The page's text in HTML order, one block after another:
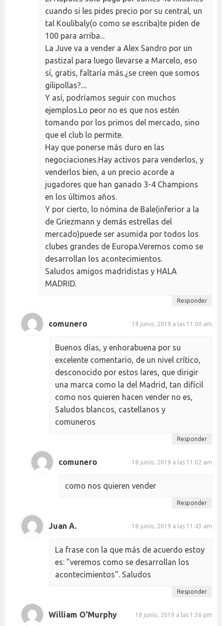
cuando si les pides precio por su central, un
tal Koulibaly(o como se escriba)te piden de
100 para arriba...
La Juve va a vender a Alex Sandro por un
pastizal para luego llevarse a Marcelo, eso
sí, gratis, faltaría más.¿se creen que somos
gilipollas?....
Y así, podríamos seguir con muchos
ejemplos.Lo peor no es que nos estén
tomando por los primos del mercado, sino
que el club lo permite.
Hay que ponerse más duro en las
negociaciones.Hay activos para venderlos, y
venderlos bien, a un precio acorde a
jugadores que han ganado 3-4 Champions
en los últimos años.
Y por cierto, lo nómina de Bale(inferior a la
de Griezmann y demás estrellas del
mercado)puede ser asumida por todos los
clubes grandes de Europa.Veremos como se
desarrollan los acontecimientos.
Saludos amigos madridistas y HALA
MADRID.
Responder
comunero 18 junio, 2019 a las 11:00 am
Buenos días, y enhorabuena por su
excelente comentario, de un nivel crítico,
desconocido por estos lares, que dirigir
una marca como la del Madrid, tan difícil
como nos quieren hacen vender no es,
Saludos blancos, castellanos y
comuneros
Responder
comunero 18 junio, 2019 a las 11:02 am
como nos quieren vender
Responder
Juan A. 18 junio, 2019 a las 11:43 am
La frase con la que más de acuerdo estoy
es: "veremos como se desarrollan los
acontecimientos". Saludos
Responder
William O'Murphy 18 junio, 2019 a las 1:36 pm